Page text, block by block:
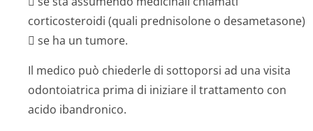
corticosteroidi (quali prednisolone o desametasone)
 se ha un tumore.
Il medico può chiederle di sottoporsi ad una visita
odontoiatrica prima di iniziare il trattamento con
acido ibandronico.